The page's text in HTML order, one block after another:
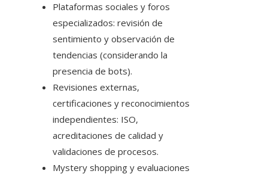
Plataformas sociales y foros
especializados: revisión de
sentimiento y observación de
tendencias (considerando la
presencia de bots).
Revisiones externas,
certificaciones y reconocimientos
independientes: ISO,
acreditaciones de calidad y
validaciones de procesos.
Mystery shopping y evaluaciones